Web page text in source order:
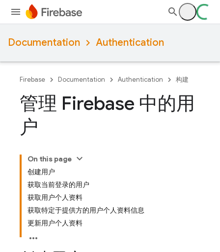
Documentation Authentication
Firebase Documentation Authentication 构建
管理 Firebase 中的用
户
On this page
创建用户
获取当前登录的用户
获取用户个人资料
获取特定于提供方的用户个人资料信息
更新用户个人资料